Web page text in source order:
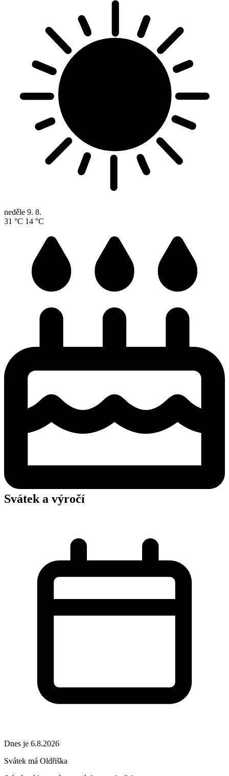
neděle 9. 8.
31 °C 14 °C
Svátek a výročí
Dnes je 6.8.2026
Svátek má Oldřiška